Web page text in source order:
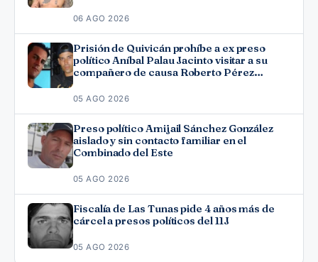
06 AGO 2026
Prisión de Quivicán prohíbe a ex preso
político Aníbal Palau Jacinto visitar a su
compañero de causa Roberto Pérez
05 AGO 2026
Preso político Amijail Sánchez González
aislado y sin contacto familiar en el
Combinado del Este
05 AGO 2026
Fiscalía de Las Tunas pide 4 años más de
cárcel a presos políticos del 11J
05 AGO 2026